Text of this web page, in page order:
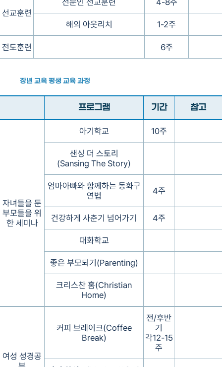
선교훈련
전문인 선교훈련 4-8주
해외 아웃리치 1-2주
전도훈련 6주
장년 교육 평생 교육 과정
프로그램 기간 참고
자녀들을 둔
부모들을 위
한 세미나
아기학교 10주
샌싱 더 스토리
(Sansing The Story)
엄마아빠와 함께하는 동화구
연법
4주
건강하게 사춘기 넘어가기 4주
대화학교
좋은 부모되기(Parenting)
크리스찬 홈(Christian
Home)
여성 성경공
커피 브레이크(Coffee
Break)
전/후반
기
각12-15
주